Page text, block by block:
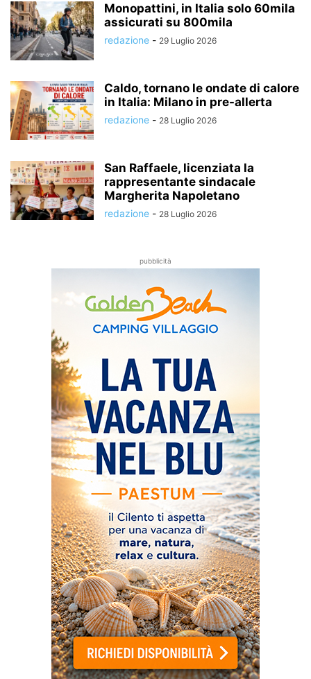
Monopattini, in Italia solo 60mila
assicurati su 800mila
redazione - 29 Luglio 2026
Caldo, tornano le ondate di calore
in Italia: Milano in pre-allerta
redazione - 28 Luglio 2026
San Raffaele, licenziata la
rappresentante sindacale
Margherita Napoletano
redazione - 28 Luglio 2026
pubblicità